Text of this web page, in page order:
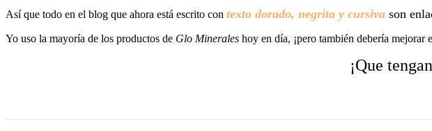
Así que todo en el blog que ahora está escrito con texto dorado, negrita y cursiva son
Yo uso la mayoría de los productos de Glo Minerales hoy en día, ¡pero también debería mejorar
¡Que